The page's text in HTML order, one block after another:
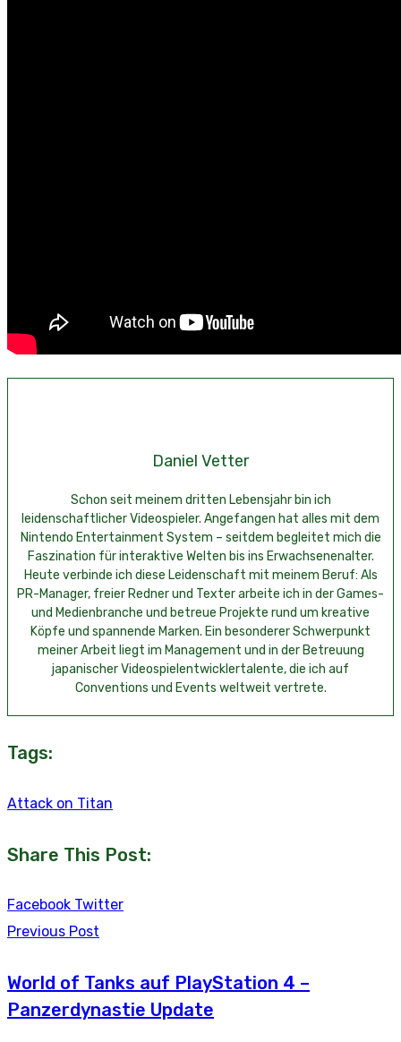
Daniel Vetter
Schon seit meinem dritten Lebensjahr bin ich
leidenschaftlicher Videospieler. Angefangen hat alles mit dem
Nintendo Entertainment System – seitdem begleitet mich die
Faszination für interaktive Welten bis ins Erwachsenenalter.
Heute verbinde ich diese Leidenschaft mit meinem Beruf: Als
PR-Manager, freier Redner und Texter arbeite ich in der Games-
und Medienbranche und betreue Projekte rund um kreative
Köpfe und spannende Marken. Ein besonderer Schwerpunkt
meiner Arbeit liegt im Management und in der Betreuung
japanischer Videospielentwicklertalente, die ich auf
Conventions und Events weltweit vertrete.
Tags:
Attack on Titan
Share This Post:
Facebook TwitterYoutube
LinkedIn
Whatsapp
Tumblr
Reddit
Previous Post
World of Tanks auf PlayStation 4 –
Panzerdynastie Update